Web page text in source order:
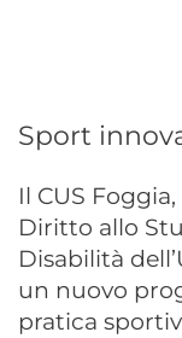
Sport
Il CUS
Diritto allo
Disabilità
un nuovo
pratica